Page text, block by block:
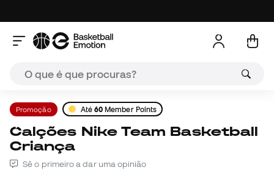
Promoção Até 60 Member Points
Calções Nike Team Basketball
Criança
Sê o primeiro a dar uma opinião